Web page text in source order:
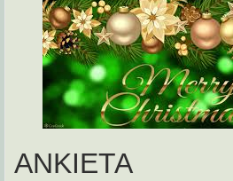
ANKIETA